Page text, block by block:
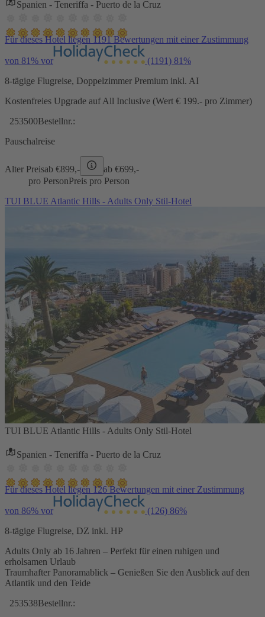
Spanien - Teneriffa - Puerto de la Cruz
Für dieses Hotel liegen 1191 Bewertungen mit einer Zustimmung
von 81% vor (1191) 81%
8-tägige Flugreise, Doppelzimmer Premium inkl. AI
Kostenfreies Upgrade auf All Inclusive (Wert € 199.- pro Zimmer)
253500Bestellnr.:
Pauschalreise
Alter Preisab €899,- ab €699,-
pro PersonPreis pro Person
TUI BLUE Atlantic Hills - Adults Only Stil-Hotel
TUI BLUE Atlantic Hills - Adults Only Stil-Hotel
Spanien - Teneriffa - Puerto de la Cruz
Für dieses Hotel liegen 126 Bewertungen mit einer Zustimmung
von 86% vor (126) 86%
8-tägige Flugreise, DZ inkl. HP
Adults Only ab 16 Jahren – Perfekt für einen ruhigen und
erholsamen Urlaub
Traumhafter Panoramablick – Genießen Sie den Ausblick auf den
Atlantik und den Teide
253538Bestellnr.: